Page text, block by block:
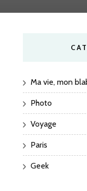
Ma vie, mon
Photo
Voyage
Paris
Geek